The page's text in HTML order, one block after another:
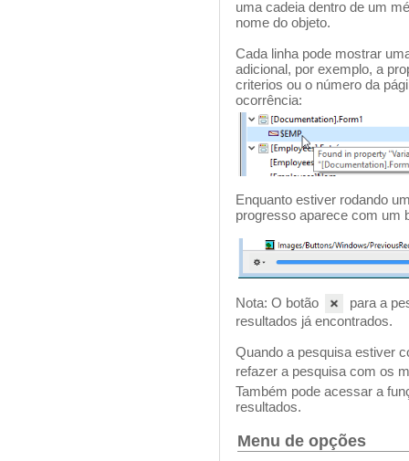
uma cadeia dentro de um
nome do objeto.
Cada linha pode mostrar
adicional, por exemplo, a
criterios ou o número da
ocorrência:
Enquanto estiver rodando
progresso aparece com um
Nota: O botão
para a
resultados já encontrados.
Quando a pesquisa estiver
refazer a pesquisa com os
Também pode acessar a
resultados.
Menu de opções